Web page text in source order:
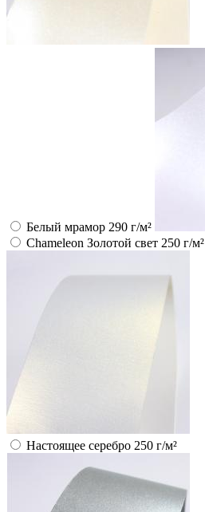
Белый мрамор 290 г/м²
Chameleon Золотой свет 250 г/м²
Настоящее серебро 250 г/м²